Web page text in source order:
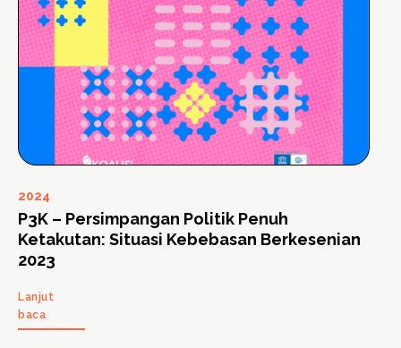
2024
P3K – Persimpangan Politik Penuh
Ketakutan: Situasi Kebebasan Berkesenian
2023
Lanjut
baca